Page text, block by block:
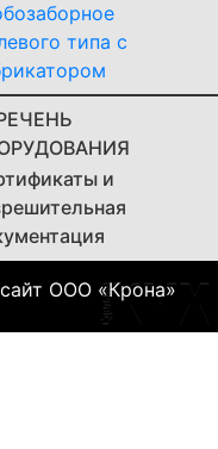
типа с
и
ООО «Крона»